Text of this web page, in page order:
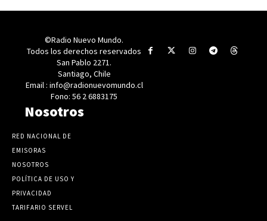
©Radio Nuevo Mundo.
Todos los derechos reservados
San Pablo 2271.
Santiago, Chile
Email : info@radionuevomundo.cl
Fono: 56 2 6883175
Nosotros
RED NACIONAL DE
EMISORAS
NOSOTROS
POLÍTICA DE USO Y
PRIVACIDAD
TARIFARIO SERVEL